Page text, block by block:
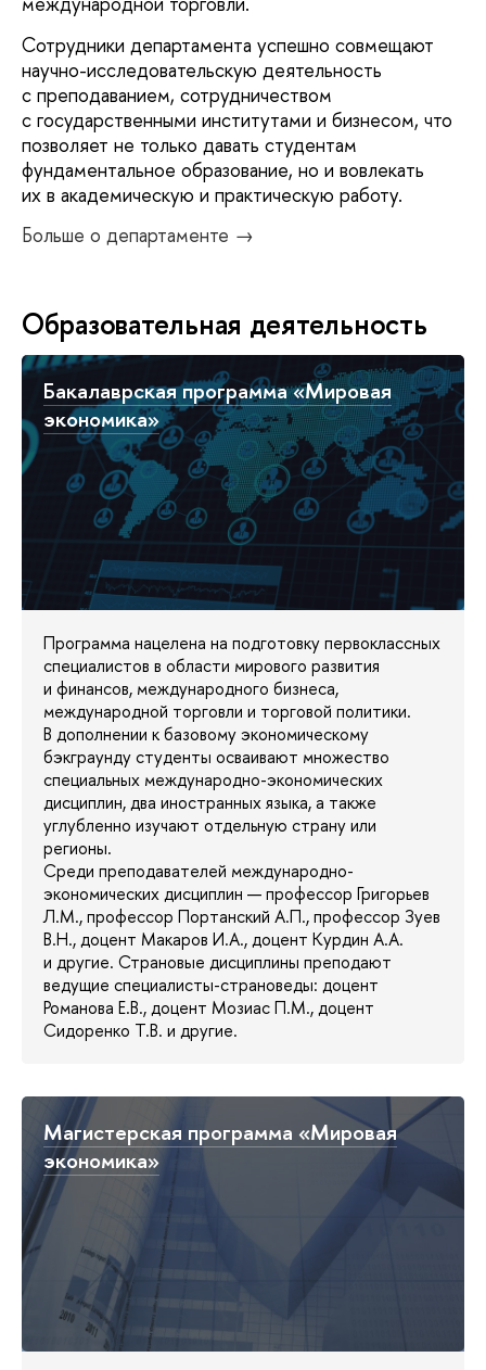
Сотрудники департамента успешно совмещают
научно-исследовательскую деятельность
с преподаванием, сотрудничеством
с государственными институтами и бизнесом, что
позволяет не только давать студентам
фундаментальное образование, но и вовлекать
их в академическую и практическую работу.
Больше о департаменте →
Образовательная деятельность
Бакалаврская программа «Мировая
экономика»
Программа нацелена на подготовку первоклассных
специалистов в области мирового развития
и финансов, международного бизнеса,
международной торговли и торговой политики.
В дополнении к базовому экономическому
бэкграунду студенты осваивают множество
специальных международно-экономических
дисциплин, два иностранных языка, а также
углубленно изучают отдельную страну или
регионы.
Среди преподавателей международно-
экономических дисциплин — профессор Григорьев
Л.М., профессор Портанский А.П., профессор Зуев
В.Н., доцент Макаров И.А., доцент Курдин А.А.
и другие. Страновые дисциплины преподают
ведущие специалисты-страноведы: доцент
Романова Е.В., доцент Мозиас П.М., доцент
Сидоренко Т.В. и другие.
Магистерская программа «Мировая
экономика»